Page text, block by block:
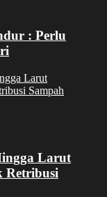
: Perlu
Larut
Retribusi